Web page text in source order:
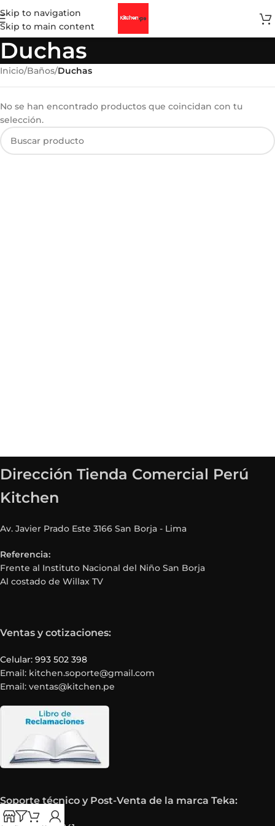
Skip to navigation
Skip to main content
Duchas
Inicio/Baños/Duchas
No se han encontrado productos que coincidan con tu
selección.
Dirección Tienda Comercial Perú
Kitchen
Av. Javier Prado Este 3166 San Borja - Lima
Referencia:
Frente al Instituto Nacional del Niño San Borja
Al costado de Willax TV
Ventas y cotizaciones:
Celular: 993 502 398
Email: kitchen.soporte@gmail.com
Email: ventas@kitchen.pe
Soporte técnico y Post-Venta de la marca Teka: